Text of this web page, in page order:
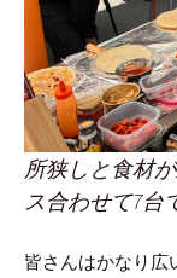
所狭しと食材
ス合わせて7台
皆さんはかなり広